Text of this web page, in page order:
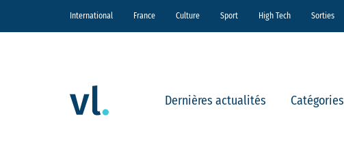
International France Culture Sport High Tech Sorties
Dernières actualités Catégories